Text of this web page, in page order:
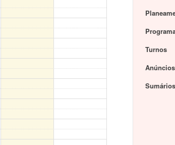
Turnos
Anúncios
Sumários